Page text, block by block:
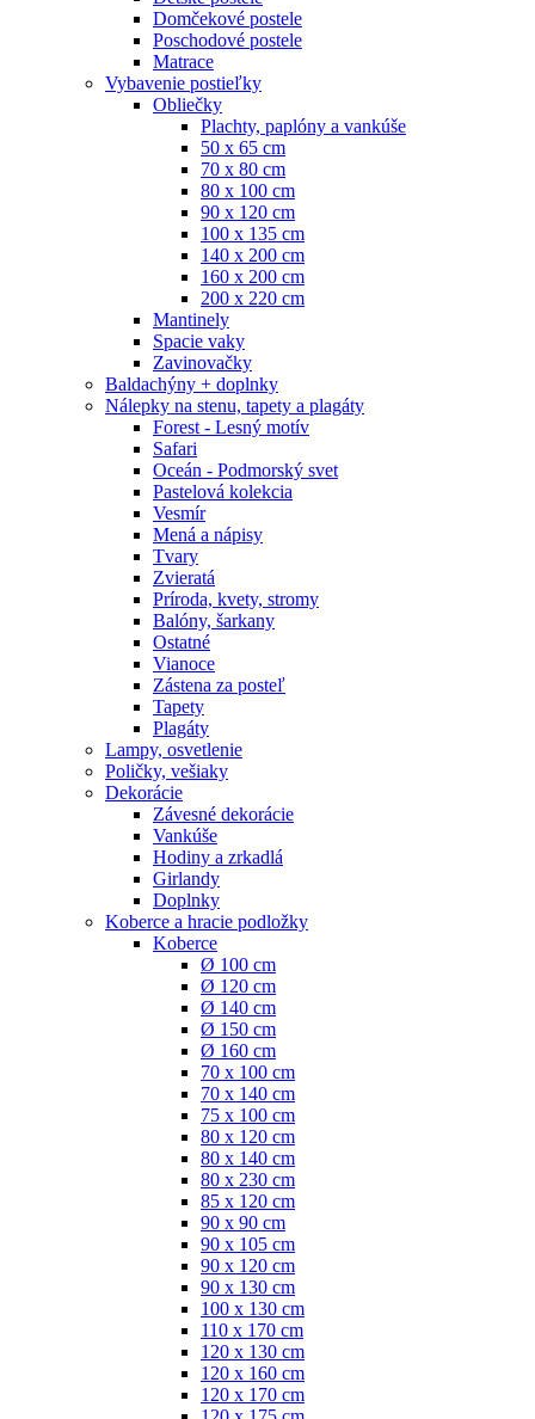
Domčekové postele
Poschodové postele
Matrace
Vybavenie postieľky
Obliečky
Plachty, paplóny a vankúše
50 x 65 cm
70 x 80 cm
80 x 100 cm
90 x 120 cm
100 x 135 cm
140 x 200 cm
160 x 200 cm
200 x 220 cm
Mantinely
Spacie vaky
Zavinovačky
Baldachýny + doplnky
Nálepky na stenu, tapety a plagáty
Forest - Lesný motív
Safari
Oceán - Podmorský svet
Pastelová kolekcia
Vesmír
Mená a nápisy
Tvary
Zvieratá
Príroda, kvety, stromy
Balóny, šarkany
Ostatné
Vianoce
Zástena za posteľ
Tapety
Plagáty
Lampy, osvetlenie
Poličky, vešiaky
Dekorácie
Závesné dekorácie
Vankúše
Hodiny a zrkadlá
Girlandy
Doplnky
Koberce a hracie podložky
Koberce
Ø 100 cm
Ø 120 cm
Ø 140 cm
Ø 150 cm
Ø 160 cm
70 x 100 cm
70 x 140 cm
75 x 100 cm
80 x 120 cm
80 x 140 cm
80 x 230 cm
85 x 120 cm
90 x 90 cm
90 x 105 cm
90 x 120 cm
90 x 130 cm
100 x 130 cm
110 x 170 cm
120 x 130 cm
120 x 160 cm
120 x 170 cm